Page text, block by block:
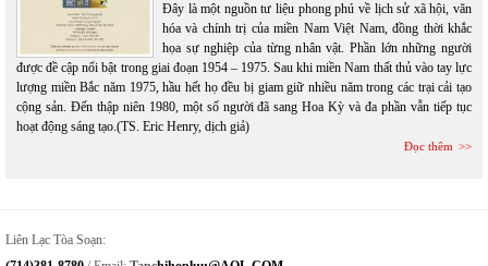
Đây là một nguồn tư liệu phong phú về lịch sử xã hội, văn
hóa và chính trị của miền Nam Việt Nam, đồng thời khắc
họa sự nghiệp của từng nhân vật. Phần lớn những người
được đề cập nổi bật trong giai đoạn 1954 – 1975. Sau khi miền Nam thất thủ vào tay lực
lượng miền Bắc năm 1975, hầu hết họ đều bị giam giữ nhiều năm trong các trại cải tạo
cộng sản. Đến thập niên 1980, một số người đã sang Hoa Kỳ và đa phần vẫn tiếp tục
hoạt động sáng tạo.(TS. Eric Henry, dịch giả)
Đọc thêm
Liên Lạc Tòa Soạn: